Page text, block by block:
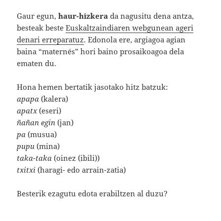
Gaur egun,haur-hizkera da nagusitu dena antza,
besteak besteEuskaltzaindiaren webgunean ageri
denari erreparatuz. Edonola ere, argiagoa agian
baina “maternés” hori baino prosaikoagoa dela
ematen du.
Hona hemen bertatik jasotako hitz batzuk:
apapa (kalera)
apatx(eseri)
ñañan egin (jan)
pa (musua)
pupu (mina)
taka-taka (oinez (ibili))
txitxi (haragi- edo arrain-zatia)
Besterik ezagutu edota erabiltzen al duzu?